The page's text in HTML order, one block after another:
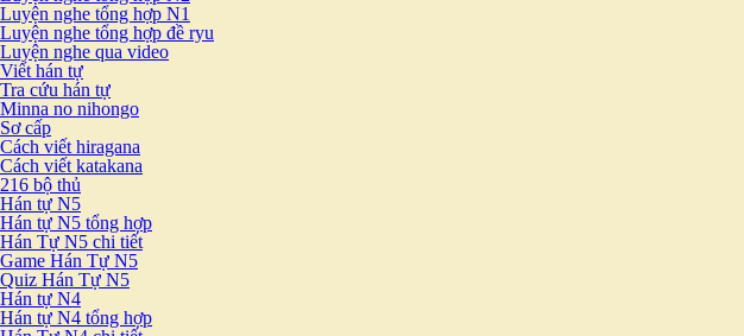
Luyện nghe tổng hợp N1
Luyện nghe tổng hợp đề ryu
Luyện nghe qua video
Viết hán tự
Tra cứu hán tự
Minna no nihongo
Sơ cấp
Cách viết hiragana
Cách viết katakana
216 bộ thủ
Hán tự N5
Hán tự N5 tổng hợp
Hán Tự N5 chi tiết
Game Hán Tự N5
Quiz Hán Tự N5
Hán tự N4
Hán tự N4 tổng hợp